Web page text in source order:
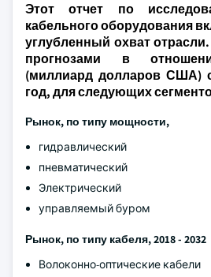
Этот отчет по
кабельного оборудования
углубленный охват
прогнозами в
(миллиард долларов США) с
год, для следующих
Рынок, по типу мощности,
гидравлический
пневматический
Электрический
управляемый буром
Рынок, по типу кабеля, 2018 - 2032
Волоконно-оптические кабели